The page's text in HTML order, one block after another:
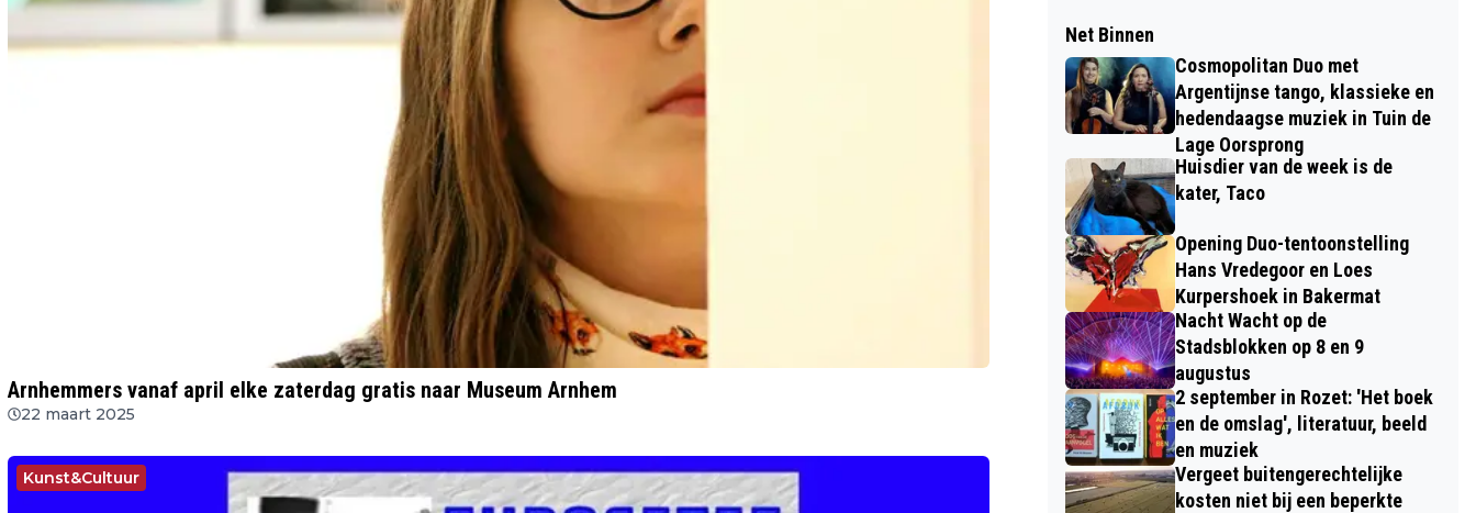
Arnhemmers vanaf april elke zaterdag gratis naar Museum Arnhem
22 maart 2025
Kunst&Cultuur
Net Binnen
Cosmopolitan Duo met
Argentijnse tango, klassieke en
hedendaagse muziek in Tuin de
Lage Oorsprong
Huisdier van de week is de
kater, Taco
Opening Duo-tentoonstelling
Hans Vredegoor en Loes
Kurpershoek in Bakermat
Nacht Wacht op de
Stadsblokken op 8 en 9
augustus
2 september in Rozet: 'Het boek
en de omslag', literatuur, beeld
en muziek
Vergeet buitengerechtelijke
kosten niet bij een beperkte